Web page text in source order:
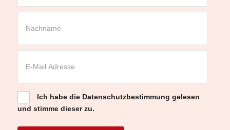
Ich habe die Datenschutzbestimmung gelesen
und stimme dieser zu.